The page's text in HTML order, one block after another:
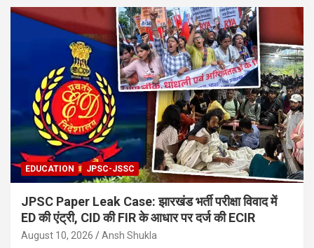
EDUCATION JPSC-JSSC
JPSC Paper Leak Case: झारखंड भर्ती परीक्षा विवाद में
ED की एंट्री, CID की FIR के आधार पर दर्ज की ECIR
August 10, 2026 Ansh Shukla